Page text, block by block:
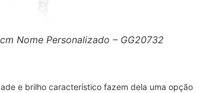
Nome Personalizado – GG20732
e brilho característico fazem dela uma opção